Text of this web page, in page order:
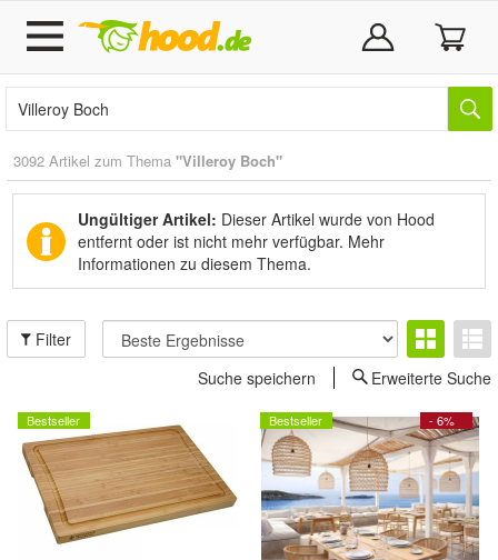
3092 Artikel zum Thema "Villeroy Boch"
Ungültiger Artikel: Dieser Artikel wurde von Hood
entfernt oder ist nicht mehr verfügbar. Mehr
Informationen zu diesem Thema.
Filter
Suche speichern
Erweiterte Suche
Bestseller - 6%
Bestseller